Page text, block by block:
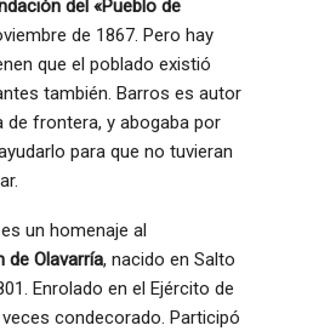
del «Pueblo de
de 1867. Pero hay
que el poblado existió
también. Barros es autor
de frontera, y abogaba por
para que no tuvieran
un homenaje al
de Olavarría, nacido en Salto
Enrolado en el Ejército de
condecorado. Participó